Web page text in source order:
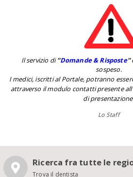
Il servizio di''Domande & Risposte''
sospeso.
I medici, iscritti al Portale, potranno
attraverso il modulo contatti presente
di
Lo Staff
Ricerca fra tutte le
Trova il dentista